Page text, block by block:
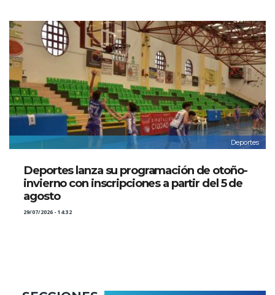
Deportes
Deportes lanza su programación de otoño-
invierno con inscripciones a partir del 5 de
agosto
29/07/2026 - 14:32